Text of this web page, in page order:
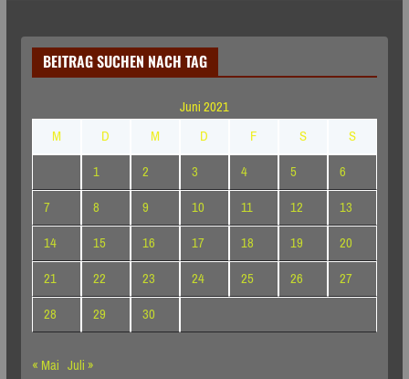
BEITRAG SUCHEN NACH TAG
Juni 2021
M
D M D F S
S
1
2 3 4 5
6
7
8 9 10 11 12
13
14
15 16 17 18 19
20
21
22 23 24 25 26
27
28
29
30
« Mai Juli »